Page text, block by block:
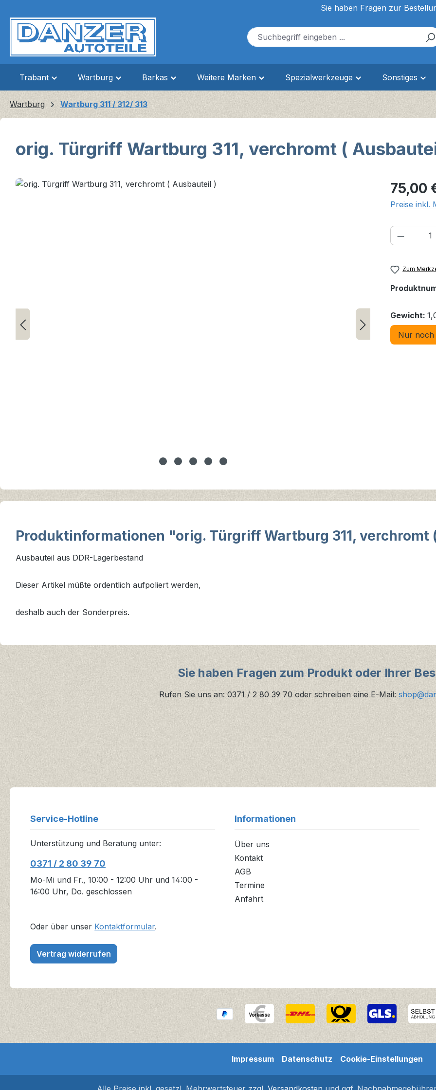
Sie haben Fragen zur
Trabant Wartburg Barkas Weitere Marken Spezialwerkzeuge Sonstiges
Wartburg Wartburg 311 / 312/ 313
orig. Türgriff Wartburg 311, verchromt (
Bildergalerie überspringen Regulärer
75,00
Preise inkl.
Zum
Gewicht:
Nur noch
Produktinformationen "orig. Türgriff Wartburg 311, verchromt
Ausbauteil aus DDR-Lagerbestand
Dieser Artikel müßte ordentlich aufpoliert werden,
deshalb auch der Sonderpreis.
Sie haben Fragen zum Produkt oder Ihrer
Rufen Sie uns an: 0371 / 2 80 39 70 oder schreiben eine E-Mail:
Service-Hotline
Unterstützung und Beratung unter:
0371 / 2 80 39 70
Mo-Mi und Fr., 10:00 - 12:00 Uhr und 14:00 -
16:00 Uhr, Do. geschlossen
Oder über unser Kontaktformular.
Vertrag widerrufen
Informationen
Über uns
Kontakt
AGB
Termine
Anfahrt
Impressum Datenschutz Cookie-Einstellungen